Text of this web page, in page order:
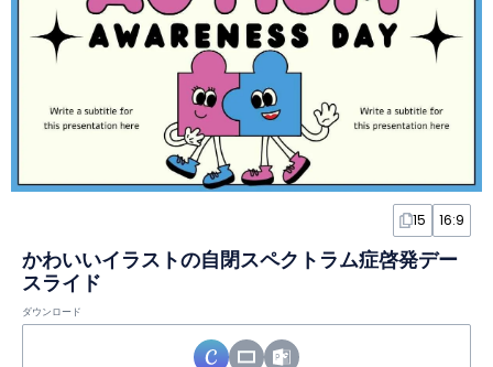
15 16:9
かわいいイラストの自閉スペクトラム症啓発デー
スライド
ダウンロード